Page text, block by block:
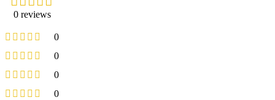
0 reviews
0
0
0
0